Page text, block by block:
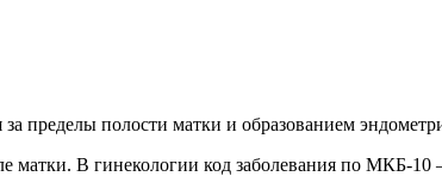
пределы полости матки и образованием
матки. В гинекологии код заболевания по МКБ-10